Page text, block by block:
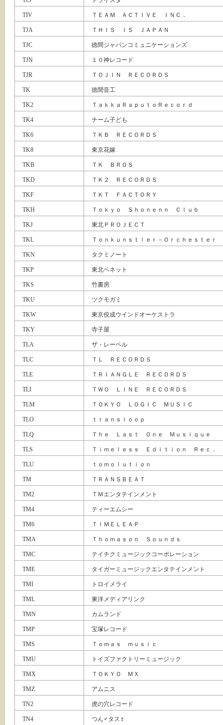
TIV ＴＥＡＭ ＡＣＴＩＶＥ ＩＮＣ．
TJA ＴＨＩＳ ＩＳ ＪＡＰＡＮ
TJC 徳間ジャパンコミュニケーションズ
TJN １０神レコード
TJR ＴＯＪＩＮ ＲＥＣＯＲＤＳ
TK 徳間音工
TK2 ＴａｋｋａＲａｐｕｔｏＲｅｃｏｒｄ
TK4 チーム子ども
TK6 ＴＫＢ ＲＥＣＯＲＤＳ
TK8 東京花嫁
TKB ＴＫ ＢＲＯＳ
TKD ＴＫ２ ＲＥＣＯＲＤＳ
TKF ＴＫＴ ＦＡＣＴＯＲＹ
TKH Ｔｏｋｙｏ Ｓｈｏｎｅｎｎ Ｃｌｕｂ
TKJ 東北ＰＲＯＪＥＣＴ
TKL Ｔｏｎｋｕｎｓｔｌｅｒ－Ｏｒｃｈｅｓｔｅｒ
TKN タクミノート
TKP 東北ペネット
TKS 竹書房
TKU ツクモガミ
TKW 東京佼成ウインドオーケストラ
TKY 寺子屋
TLA ザ・レーベル
TLC ＴＬ ＲＥＣＯＲＤＳ
TLE ＴＲＩＡＮＧＬＥ ＲＥＣＯＲＤＳ
TLI ＴＷＯ ＬＩＮＥ ＲＥＣＯＲＤＳ
TLM ＴＯＫＹＯ ＬＯＧＩＣ ＭＵＳＩＣ
TLO ｔｒａｎｓｌｏｏｐ
TLQ Ｔｈｅ Ｌａｓｔ Ｏｎｅ Ｍｕｓｉｑｕｅ
TLS Ｔｉｍｅｌｅｓｓ Ｅｄｉｔｉｏｎ Ｒｅｃ．
TLU ｔｏｍｏｌｕｔｉｏｎ
TM ＴＲＡＮＳＢＥＡＴ
TM2 ＴＭエンタテインメント
TM4 ティーエムシー
TM6 ＴＩＭＥＬＥＡＰ
TMA Ｔｈｏｍａｓｏｎ Ｓｏｕｎｄｓ
TMC テイチクミュージックコーポレーション
TME タイガーミュージックエンタテインメント
TMI トロイメライ
TML 東洋メディアリンク
TMN カムランド
TMP 宝塚レコード
TMS Ｔｏｍａｓ ｍｕｓｉｃ
TMU トイズファクトリーミュージック
TMX ＴＯＫＹＯ ＭＸ
TMZ アムニス
TN2 虎の穴レコード
TN4 つん♂タス♀